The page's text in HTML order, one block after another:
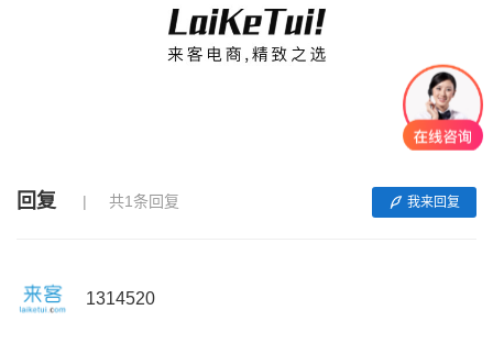
回复 共1条回复 我来回复
1314520